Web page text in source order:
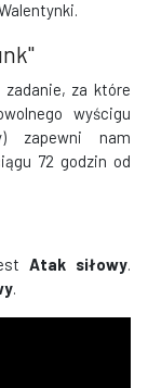
za które
wyścigu
zapewni nam
72 godzin od
Atak siłowy.
.